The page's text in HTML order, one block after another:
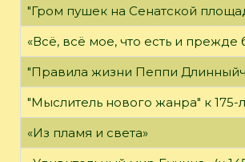
"Гром пушек на Сенатской
«Всё, всё мое, что есть и прежде
"Правила жизни Пеппи
"Мыслитель нового жанра" к
«Из пламя и света»